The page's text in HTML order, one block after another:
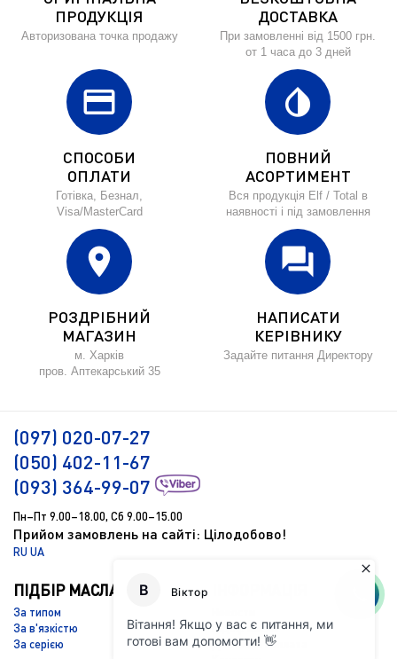
ПРОДУКЦІЯ
Авторизована точка продажу
ДОСТАВКА
При замовленні від 1500 грн.
от 1 часа до 3 дней
credit_card
СПОСОБИ
ОПЛАТИ
Готівка, Безнал,
Visa/MasterCard
invert_colors
ПОВНИЙ
АСОРТИМЕНТ
Вся продукція Elf / Total в
наявності і під замовлення
location_on
РОЗДРІБНИЙ
МАГАЗИН
м. Харків
пров. Аптекарський 35
forum
НАПИСАТИ
КЕРІВНИКУ
Задайте питання Директору
(097) 020-07-27
(050) 402-11-67
(093) 364-99-07
Пн–Пт 9.00–18.00, Сб 9.00–15.00
Прийом замовлень на сайті: Цілодобово!
RU UA
ПІДБІР МАСЛА
За типом
За в'язкістю
За серією
Підбір масла
Доставка і оплата